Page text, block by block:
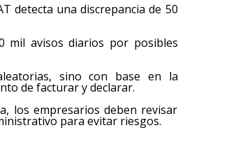
detecta una discrepancia de 50
mil avisos diarios por posibles
sino con base en la
de facturar y declarar.
los empresarios deben revisar
para evitar riesgos.